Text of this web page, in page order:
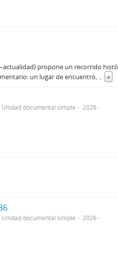
propone un recorrido
un lugar de encuentro, ... »
Unidad documental simple
2026
Unidad documental simple
2026